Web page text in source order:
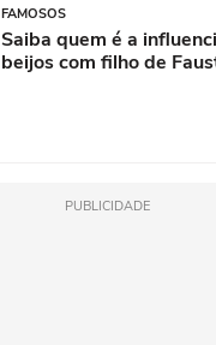
FAMOSOS
Saiba quem é a
beijos com filho de
PUBLICIDADE